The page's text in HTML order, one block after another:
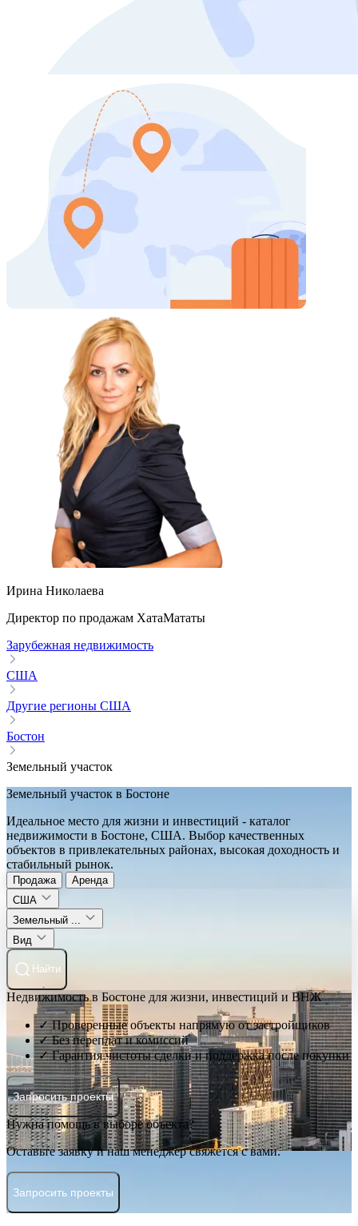
Ирина Николаева
Директор по продажам ХатаМататы
Зарубежная недвижимость
США
Другие регионы США
Бостон
Земельный участок
Земельный участок в Бостоне
Идеальное место для жизни и инвестиций - каталог
недвижимости в Бостоне, США. Выбор качественных
объектов в привлекательных районах, высокая доходность и
стабильный рынок.
Продажа
Аренда
США
Земельный ...
Вид
Найти
Недвижимость в Бостоне для жизни, инвестиций и ВНЖ
✓ Проверенные объекты напрямую от застройщиков
✓ Без переплат и комиссий
✓ Гарантия чистоты сделки и поддержка после покупки
Запросить проекты
Нужна помощь в выборе объекта?
Оставьте заявку и наш менеджер свяжется с вами.
Запросить проекты